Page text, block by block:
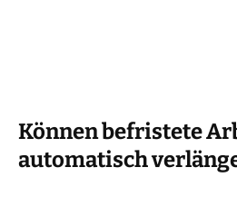
Können befristete
automatisch